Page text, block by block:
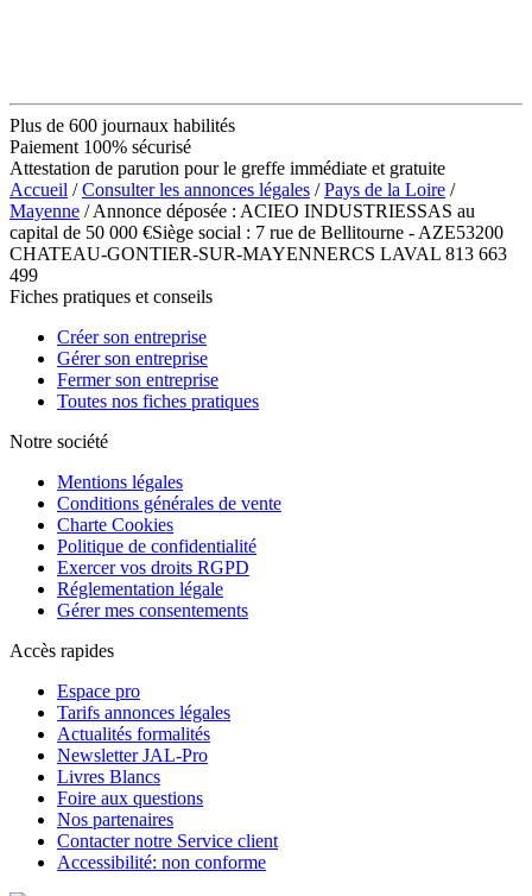
Plus de 600 journaux habilités
Paiement 100% sécurisé
Attestation de parution pour le greffe immédiate et gratuite
Accueil /Consulter les annonces légales /Pays de la Loire /
Mayenne / Annonce déposée : ACIEO INDUSTRIESSAS au
capital de 50 000 €Siège social : 7 rue de Bellitourne - AZE53200
CHATEAU-GONTIER-SUR-MAYENNERCS LAVAL 813 663
499
Fiches pratiques et conseils
Créer son entreprise
Gérer son entreprise
Fermer son entreprise
Toutes nos fiches pratiques
Notre société
Mentions légales
Conditions générales de vente
Charte Cookies
Politique de confidentialité
Exercer vos droits RGPD
Réglementation légale
Gérer mes consentements
Accès rapides
Espace pro
Tarifs annonces légales
Actualités formalités
Newsletter JAL-Pro
Livres Blancs
Foire aux questions
Nos partenaires
Contacter notre Service client
Accessibilité: non conforme